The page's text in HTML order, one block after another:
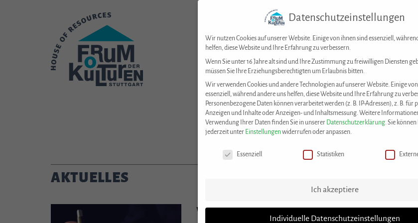
Forum der Kulturen Stuttgart e. V.
DAS KONZEPT
House of Resources>News Warum einen Verein gründen?
AKTUELLES
Warum einen Verein gründen? Seminar
Datenschutzeinstellungen
Wir nutzen Cookies auf unserer Website. Einige von ihnen sind essenziell,
helfen, diese Website und Ihre Erfahrung zu verbessern.
Wenn Sie unter 16 Jahre alt sind und Ihre Zustimmung zu freiwilligen Diensten
müssen Sie Ihre Erziehungsberechtigten um Erlaubnis bitten.
Wir verwenden Cookies und andere Technologien auf unserer Website. Einige
essenziell, während andere uns helfen, diese Website und Ihre Erfahrung zu
Personenbezogene Daten können verarbeitet werden (z. B. IP-Adressen), z. B. für
Anzeigen und Inhalte oder Anzeigen- und Inhaltsmessung. Weitere
Verwendung Ihrer Daten finden Sie in unserer Datenschutzerklärung. Sie können
jederzeit unter Einstellungenwiderrufen oder anpassen.
Essenziell
Statistiken
Ich akzeptiere
Individuelle Datenschutzeinstellungen